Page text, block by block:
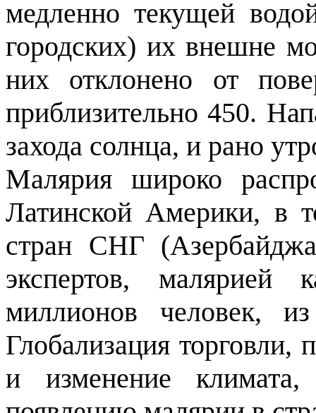
медленно текущей
городских) их внешне
них отклонено от
приблизительно 450.
захода солнца, и рано
Малярия широко
Латинской Америки, в
стран СНГ
экспертов, малярией
миллионов человек,
Глобализация
и изменение